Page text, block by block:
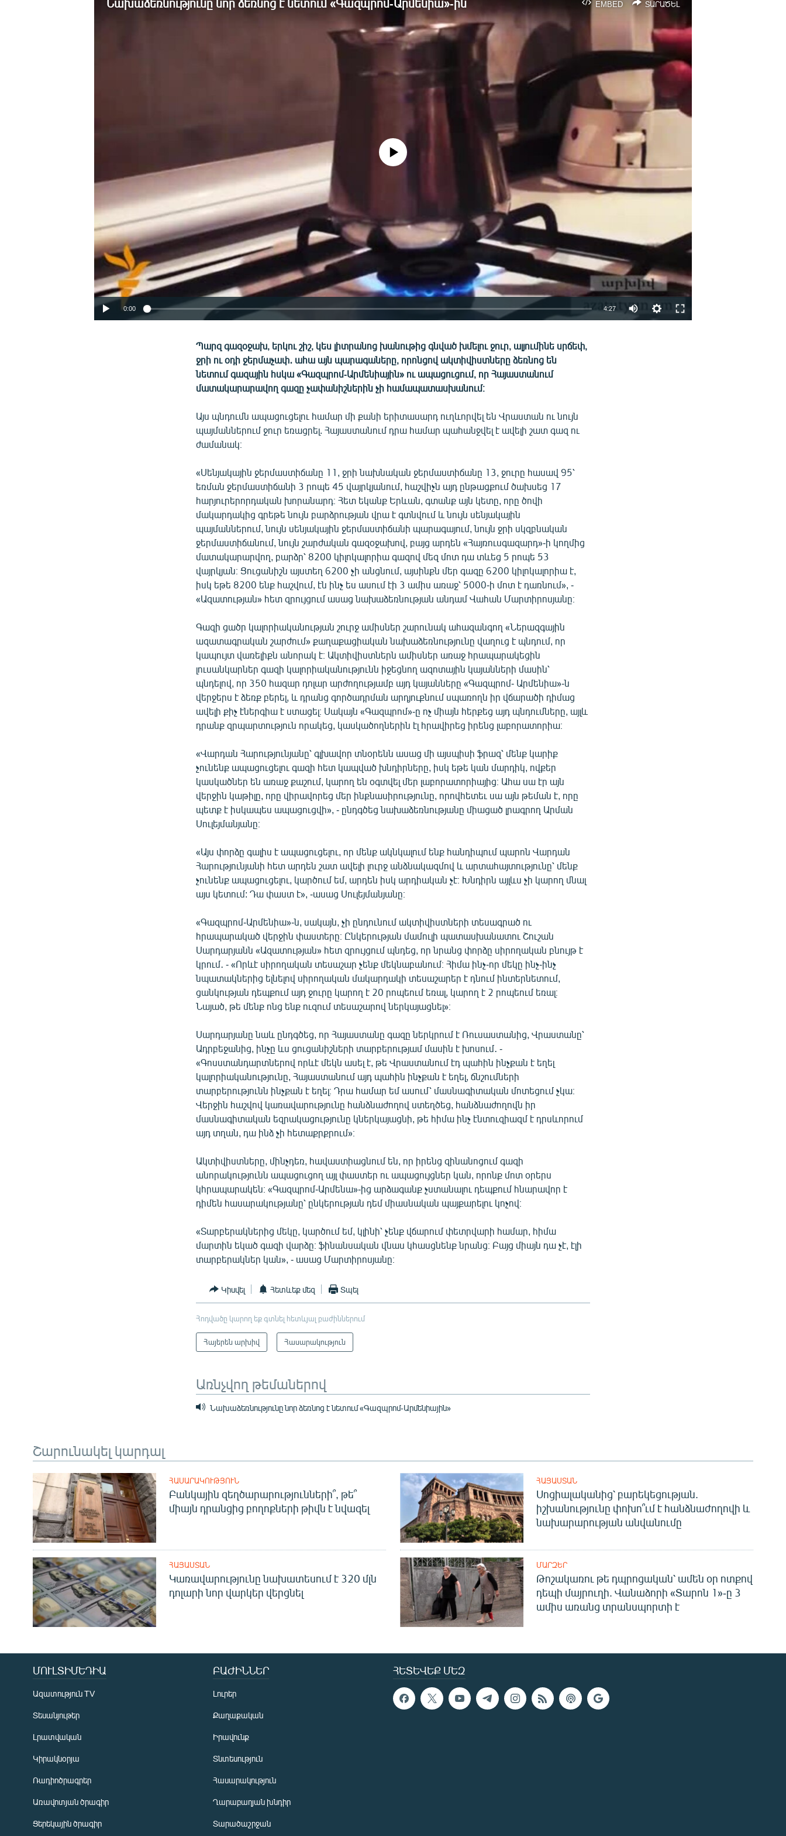
EMBED ՏԱՐԱԾԵԼ
EMBED
No media source currently available
0:00 4:27
Պարզ գազօջախ, երկու շիշ, կես լիտրանոց խանութից գնված խմելու ջուր, ալյումինե սրճեփ,
ջրի ու օդի ջերմաչափ․ ահա այն պարագաները, որոնցով ակտիվիստները ձեռնոց են
նետում գազային հսկա «Գազպրոմ-Արմենիային» ու ապացուցում, որ Հայաստանում
մատակարարավող գազը չափանիշներին չի համապատասխանում։
Այս պնդումն ապացուցելու համար մի քանի երիտասարդ ուղևորվել են Վրաստան ու նույն
պայմաններում ջուր եռացրել. Հայաստանում դրա համար պահանջվել է ավելի շատ գազ ու
ժամանակ։
«Սենյակային ջերմաստիճանը 11, ջրի նախնական ջերմաստիճանը 13, ջուրը հասավ 95՝
եռման ջերմաստիճանի 3 րոպե 45 վայրկյանում, հաշվիչն այդ ընթացքում ծախսեց 17
հարյուրերորդական խորանարդ։ Հետ եկանք Երևան, գտանք այն կետը, որը ծովի
մակարդակից գրեթե նույն բարձրության վրա է գտնվում և նույն սենյակային
պայմաններում, նույն սենյակային ջերմաստիճանի պարագայում, նույն ջրի սկզբնական
ջերմաստիճանում, նույն շարժական գազօջախով, բայց արդեն «Հայռուսգազարդ»-ի կողմից
մատակարարվող, բարձր՝ 8200 կիլոկալորիա գազով մեզ մոտ դա տևեց 5 րոպե 53
վայրկյան։ Ցուցանիշն այստեղ 6200 չի անցնում, այսինքն մեր գազը 6200 կիլոկալորիա է,
իսկ եթե 8200 ենք հաշվում, էն ինչ ես ասում էի 3 ամիս առաջ՝ 5000-ի մոտ է դառնում», -
«Ազատության» հետ զրույցում ասաց նախաձեռնության անդամ Վահան Մարտիրոսյանը։
Գազի ցածր կալորիականության շուրջ ամիսներ շարունակ ահազանգող «Ներազգային
ազատագրական շարժում» քաղաքացիական նախաձեռնությունը վաղուց է պնդում, որ
կապույտ վառելիքն անորակ է։ Ակտիվիստներն ամիսներ առաջ հրապարակեցին
լուսանկարներ գազի կալորիականությունն իջեցնող ազոտային կայանների մասին՝
պնդելով, որ 350 հազար դոլար արժողությամբ այդ կայանները «Գազպրոմ- Արմենիա»-ն
վերջերս է ձեռք բերել, և դրանց գործադրման արդյուքնում սպառողն իր վճարածի դիմաց
ավելի քիչ էներգիա է ստացել։ Սակայն «Գազպրոմ»-ը ոչ միայն հերքեց այդ պնդումները, այլև
դրանք զրպարտություն որակեց, կասկածողներին էլ հրավիրեց իրենց լաբորատորիա։
«Վարդան Հարությունյանը՝ գլխավոր տնօրենն ասաց մի այսպիսի ֆրազ՝ մենք կարիք
չունենք ապացուցելու գազի հետ կապված խնդիրները, իսկ եթե կան մարդիկ, ովքեր
կասկածներ են առաջ քաշում, կարող են օգտվել մեր լաբորատորիայից։ Ահա սա էր այն
վերջին կաթիլը, որը վիրավորեց մեր ինքնասիրությունը, որովհետեւ սա այն թեման է, որը
պետք է իսկապես ապացուցվի», - ընդգծեց նախաձեռնությանը միացած լրագրող Արման
Սուլեյմանյանը։
«Այս փորձը գալիս է ապացուցելու, որ մենք ակնկալում ենք հանդիպում պարոն Վարդան
Հարությունյանի հետ արդեն շատ ավելի լուրջ անձնակազմով և արտահայտությունը՝ մենք
չունենք ապացուցելու, կարծում եմ, արդեն իսկ արդիական չէ։ Խնդիրն այլևս չի կարող մնալ
այս կետում: Դա փաստ է», -ասաց Սուլեյմանյանը։
«Գազպրոմ-Արմենիա»-ն, սակայն, չի ընդունում ակտիվիստների տեսագրած ու
հրապարակած վերջին փաստերը։ Ընկերության մամուլի պատասխանատու Շուշան
Սարդարյանն «Ազատության» հետ զրույցում պնդեց, որ նրանց փորձը սիրողական բնույթ է
կրում․ - «Որևէ սիրողական տեսաշար չենք մեկնաբանում։ Հիմա ինչ-որ մեկը ինչ-ինչ
նպատակներից ելնելով սիրողական մակարդակի տեսաշարեր է դնում ինտերնետում,
ցանկության դեպքում այդ ջուրը կարող է 20 րոպեում եռալ, կարող է 2 րոպեում եռալ։
Նայած, թե մենք ոնց ենք ուզում տեսաշարով ներկայացնել»։
Սարդարյանը նաև ընդգծեց, որ Հայաստանը գազը ներկրում է Ռուսաստանից, Վրաստանը՝
Ադրբեջանից, ինչը ևս ցուցանիշների տարբերությամ մասին է խոսում․ -
«Գոսստանդարտներով որևէ մեկն ասել է, թե Վրաստանում էդ պահին ինչքան է եղել
կալորիականությունը, Հայաստանում այդ պահին ինչքան է եղել, ճնշումների
տարբերությունն ինչքան է եղել։ Դրա համար եմ ասում՝ մասնագիտական մոտեցում չկա։
Վերջին հաշվով կառավարությունը հանձնաժողով ստեղծեց, հանձնաժողովն իր
մասնագիտական եզրակացությունը կներկայացնի, թե հիմա ինչ էնտուզիազմ է դրսևորում
այդ տղան, դա ինձ չի հետաքրքրում»։
Ակտիվիստները, մինչդեռ, հավաստիացնում են, որ իրենց զինանոցում գազի
անորակությունն ապացուցող այլ փաստեր ու ապացույցներ կան, որոնք մոտ օրերս
կհրապարակեն։ «Գազպրոմ-Արմենա»-ից արձագանք չստանալու դեպքում հնարավոր է
դիմեն հասարակությանը՝ ընկերության դեմ միասնական պայքարելու կոչով։
«Տարբերակներից մեկը, կարծում եմ, կլինի՝ չենք վճարում փետրվարի համար, հիմա
մարտին եկած գազի վարձը։ ֆինանսական վնաս կհասցնենք նրանց։ Բայց միայն դա չէ, էլի
տարբերակներ կան», - ասաց Մարտիրոսյանը։
Կիսվել Հետևեք մեզ Տպել
Հոդվածը կարող եք գտնել հետևյալ բաժիններում
Հայերեն արխիվ Հասարակություն
Առնչվող թեմաներով
Նախաձեռնությունը նոր ձեռնոց է նետում «Գազպրոմ-Արմենիային»
Շարունակել կարդալ
ՀԱՍԱՐԱԿՈՒԹՅՈՒՆ
Բանկային զեղծարարությունների՞, թե՞
միայն դրանցից բողոքների թիվն է նվազել
ՀԱՅԱՍՏԱՆ
Սոցիալականից՝ բարեկեցության.
իշխանությունը փոխո՞ւմ է հանձնաժողովի և
նախարարության անվանումը
ՀԱՅԱՍՏԱՆ
Կառավարությունը նախատեսում է 320 մլն
դոլարի նոր վարկեր վերցնել
ՄԱՐԶԵՐ
Թոշակառու թե դպրոցական՝ ամեն օր ոտքով
դեպի մայրուղի. Վանաձորի «Տարոն 1»-ը 3
ամիս առանց տրանսպորտի է
ՀԵՏԵՎԵՔ ՄԵԶ
ՄՈՒԼՏԻՄԵԴԻԱ
Ազատություն TV
Տեսանյութեր
Լրատվական
Կիրակնօրյա
Ռադիոծրագրեր
Առավոտյան ծրագիր
Ցերեկային ծրագիր
ԲԱԺԻՆՆԵՐ
Լուրեր
Քաղաքական
Իրավունք
Տնտեսություն
Հասարակություն
Ղարաբաղյան խնդիր
Տարածաշրջան